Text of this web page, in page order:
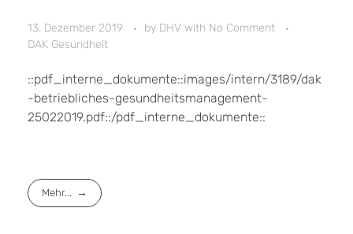
13. Dezember 2019 by DHV with No Comment
DAK Gesundheit
::pdf_interne_dokumente::images/intern/3189/dak
-betriebliches-gesundheitsmanagement-
25022019.pdf::/pdf_interne_dokumente::
Mehr...